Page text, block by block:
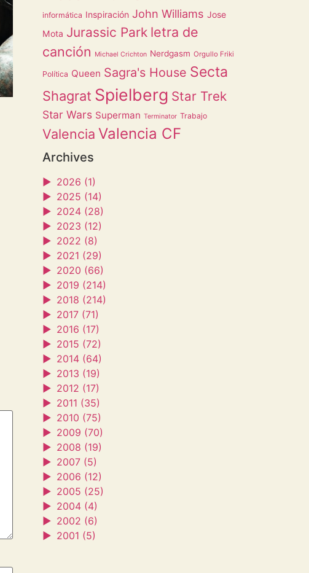
informática Inspiración John Williams Jose
Mota Jurassic Park letra de
canción
Michael Crichton Nerdgasm Orgullo Friki
Política Queen Sagra's House Secta
Shagrat Spielberg Star Trek
Star Wars Superman Terminator Trabajo
Valencia Valencia CF
Archives
► 2026 (1)
► 2025 (14)
► 2024 (28)
► 2023 (12)
► 2022 (8)
► 2021 (29)
► 2020 (66)
► 2019 (214)
► 2018 (214)
► 2017 (71)
► 2016 (17)
► 2015 (72)
► 2014 (64)
► 2013 (19)
► 2012 (17)
► 2011 (35)
► 2010 (75)
► 2009 (70)
► 2008 (19)
► 2007 (5)
► 2006 (12)
► 2005 (25)
► 2004 (4)
► 2002 (6)
► 2001 (5)